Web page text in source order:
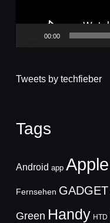
00:00
Tweets by techfieber
Tags
Android app Apple
Fernsehen GADGET
Green Handy HTD